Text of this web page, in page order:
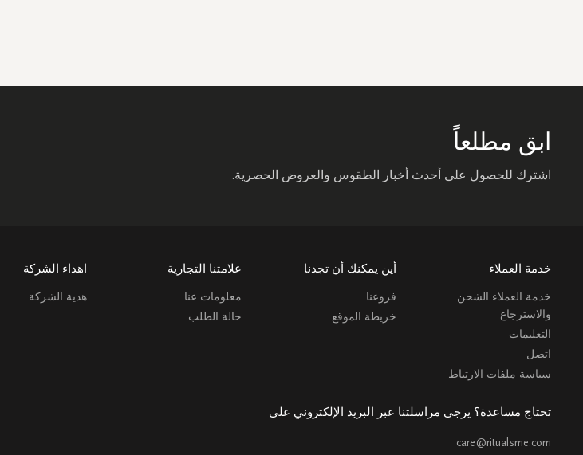
ابق مطلعاً
اشترك للحصول على أحدث أخبار الطقوس والعروض الحصرية.
خدمة العملاء
خدمة العملاء الشحن
والاسترجاع
التعليمات
اتصل
سياسة ملفات الارتباط
أين يمكنك أن تجدنا
فروعنا
خريطة الموقع
علامتنا التجارية
معلومات عنا
حالة الطلب
اهداء الشركة
هدية الشركة
تحتاج مساعدة؟ يرجى مراسلتنا عبر البريد الإلكتروني على
care@ritualsme.com